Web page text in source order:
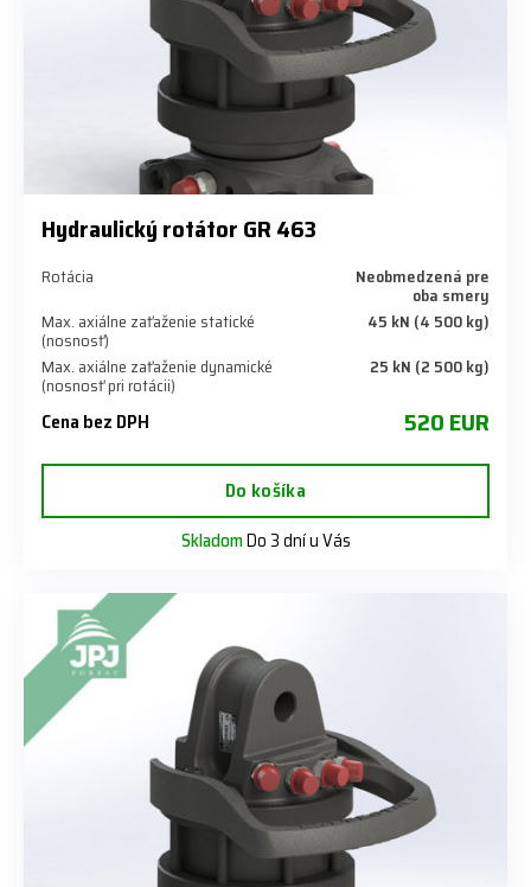
Hydraulický rotátor GR 463
Rotácia Neobmedzená pre
oba smery
Max. axiálne zaťaženie statické
(nosnosť)
45 kN (4 500 kg)
Max. axiálne zaťaženie dynamické
(nosnosť pri rotácii)
25 kN (2 500 kg)
Cena bez DPH 520 EUR
Do košíka
SkladomDo 3 dní u Vás